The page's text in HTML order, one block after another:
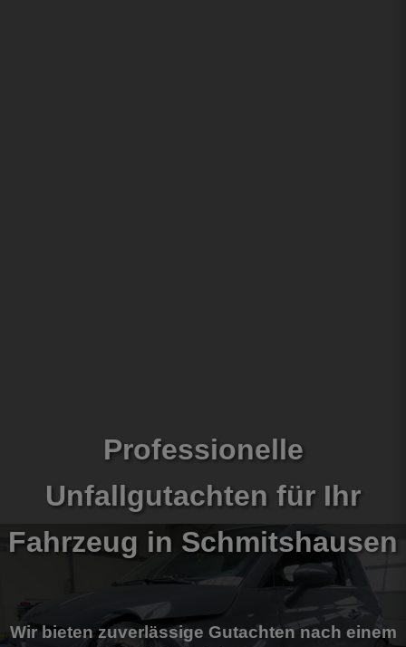
Professionelle
Unfallgutachten für Ihr
Fahrzeug in Schmitshausen
Wir bieten zuverlässige Gutachten nach einem